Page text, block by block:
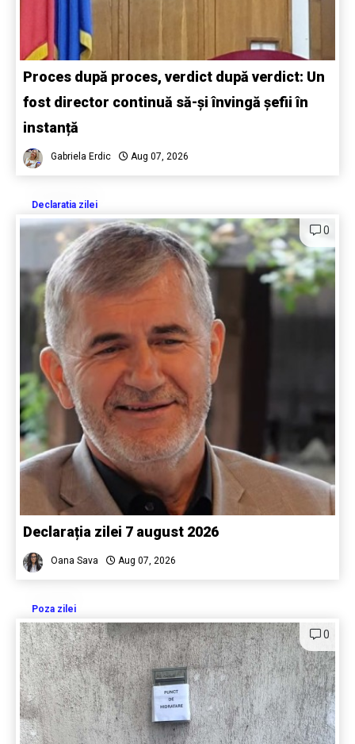
Proces după proces, verdict după verdict: Un
fost director continuă să-și învingă șefii în
instanță
Gabriela Erdic Aug 07, 2026
Declaratia zilei
0
Declarația zilei 7 august 2026
Oana Sava Aug 07, 2026
Poza zilei
0